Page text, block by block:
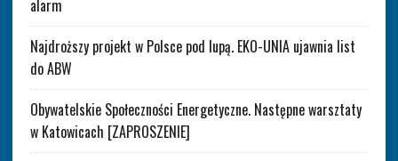
alarm
Najdroższy projekt w Polsce pod lupą. EKO-UNIA ujawnia list
do ABW
Obywatelskie Społeczności Energetyczne. Następne warsztaty
w Katowicach [ZAPROSZENIE]